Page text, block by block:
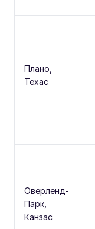
Плано,
Техас
Оверленд-
Парк,
Канзас